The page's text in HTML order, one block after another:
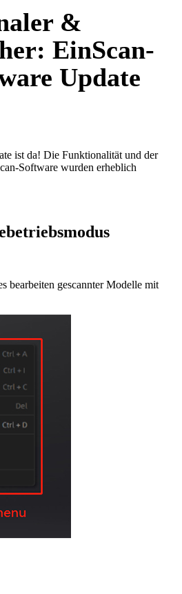
&
EinScan-
Update
ist da! Die Funktionalität und der
Software wurden erheblich
bearbeiten gescannter Modelle mit